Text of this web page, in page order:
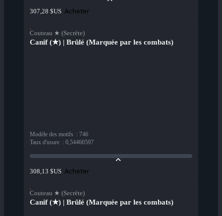
307,28 $US Acheter
Couteau ★ (Secrète)
Canif (★) | Brûlé (Marquée par les combats)
Modèle des motifs : 746
Taux d'usure : 0,54460597
308,13 $US Acheter
Couteau ★ (Secrète)
Canif (★) | Brûlé (Marquée par les combats)